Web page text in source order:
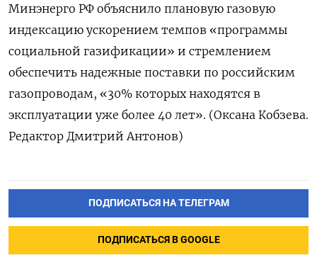
Минэнерго РФ объяснило плановую газовую
индексацию ускорением темпов «программы
социальной газификации» и стремлением
обеспечить надежные поставки по российским
газопроводам, «30% которых находятся в
эксплуатации уже более 40 лет». (Оксана Кобзева.
Редактор Дмитрий Антонов)
ПОДПИСАТЬСЯ НА ТЕЛЕГРАМ
ПОДПИСАТЬСЯ В GOOGLE